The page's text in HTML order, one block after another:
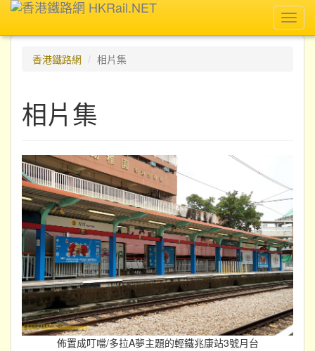
香港鐵路網
相片集
相片集
佈置成叮噹/多拉A夢主題的輕鐵兆康站3號月台